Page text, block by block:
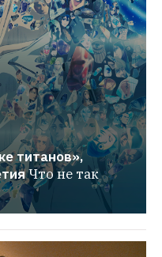
титанов»,
Что не так